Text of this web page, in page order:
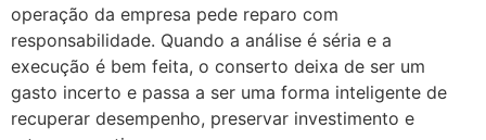
operação da empresa pede reparo com
responsabilidade. Quando a análise é séria e a
execução é bem feita, o conserto deixa de ser um
gasto incerto e passa a ser uma forma inteligente de
recuperar desempenho, preservar investimento e